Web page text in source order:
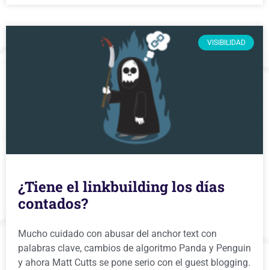
VISIBILIDAD
¿Tiene el linkbuilding los días
contados?
Mucho cuidado con abusar del anchor text con
palabras clave, cambios de algoritmo Panda y Penguin
y ahora Matt Cutts se pone serio con el guest blogging.